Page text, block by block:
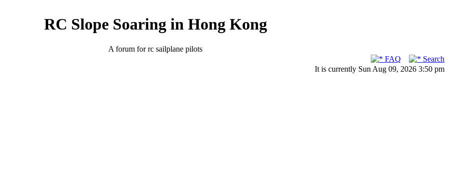
RC Slope Soaring in Hong Kong
A forum for rc sailplane pilots
FAQ
Search
It is currently Sun Aug 09, 2026 3:50 pm